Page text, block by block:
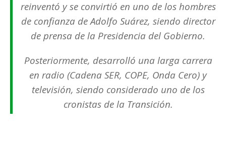
reinventó y se convirtió en uno de los hombres
de confianza de Adolfo Suárez, siendo director
de prensa de la Presidencia del Gobierno.
Posteriormente, desarrolló una larga carrera
en radio (Cadena SER, COPE, Onda Cero) y
televisión, siendo considerado uno de los
cronistas de la Transición.